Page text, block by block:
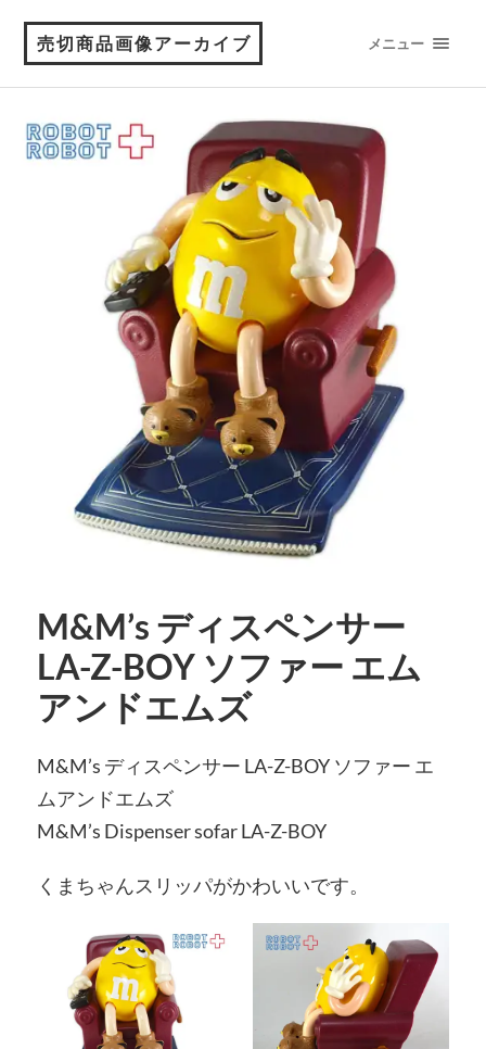
売切商品画像アーカイブ メニュー
M&M’s ディスペンサー
LA-Z-BOY ソファー エム
アンドエムズ
M&M’s ディスペンサー LA-Z-BOY ソファー エ
ムアンドエムズ
M&M’s Dispenser sofar LA-Z-BOY
くまちゃんスリッパがかわいいです。